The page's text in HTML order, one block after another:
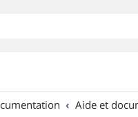
Aide et